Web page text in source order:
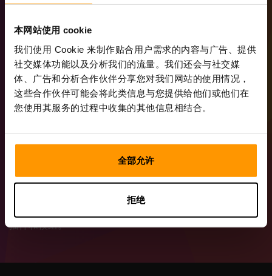
本网站使用 cookie
我们使用 Cookie 来制作贴合用户需求的内容与广告、提供
社交媒体功能以及分析我们的流量。我们还会与社交媒
体、广告和分析合作伙伴分享您对我们网站的使用情况，
这些合作伙伴可能会将此类信息与您提供给他们或他们在
您使用其服务的过程中收集的其他信息相结合。
全部允许
拒绝
多台服务器 / 无限槽位
我们提供价格低廉的 服务器托管服务。通过我们的控制面
CPU、磁盘空间。只要有足够的 RAM 和 CPU 算力，服务
器即可无缝支持大量玩家。
计划描述仅给出服务器可容纳的大致玩家数量。在实际环境
插件和模组。